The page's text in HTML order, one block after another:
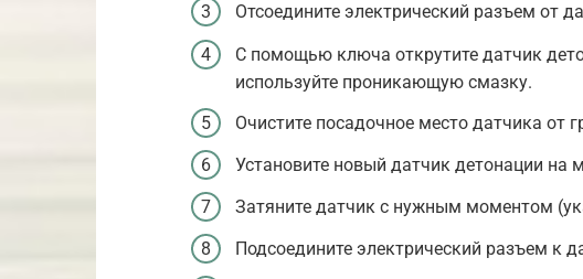
Отсоедините электрический разъем от
С помощью ключа открутите датчик
используйте проникающую смазку.
Очистите посадочное место датчика от
Установите новый датчик детонации на
Затяните датчик с нужным моментом
Подсоедините электрический разъем к